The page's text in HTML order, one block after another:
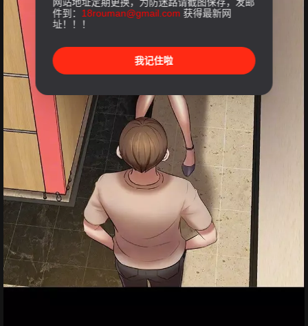
件到： 18rouman@gmail.com 获得最新网
址！！！
我记住啦